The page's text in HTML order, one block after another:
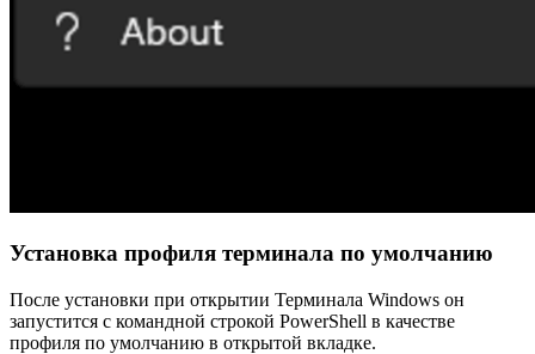
Установка профиля терминала по умолчанию
После установки при открытии Терминала Windows он
запустится с командной строкой PowerShell в качестве
профиля по умолчанию в открытой вкладке.